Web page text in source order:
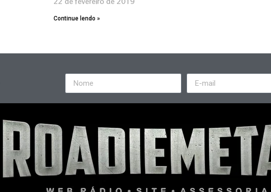
Continue lendo »